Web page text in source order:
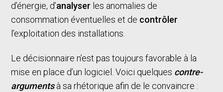
d’énergie, d’analyser les anomalies de
consommation éventuelles et de contrôler
l’exploitation des installations.
Le décisionnaire n’est pas toujours favorable à la
mise en place d’un logiciel. Voici quelques contre-
argumentsà sa rhétorique afin de le convaincre :